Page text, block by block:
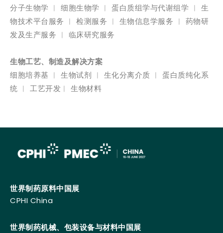
分子生物学 ︱ 细胞生物学 ︱ 蛋白质组学与代谢组学 ︱ 生
物技术平台服务 ︱ 检测服务 ︱ 生物信息学服务 ︱ 药物研
发及生产服务 ︱ 临床研究服务
生物工艺、制造及解决方案
细胞培养基 ︱ 生物试剂 ︱ 生化分离介质 ︱ 蛋白质纯化系
统 ︱ 工艺开发︱ 生物材料
世界制药原料中国展
CPHI China
世界制药机械、包装设备与材料中国展